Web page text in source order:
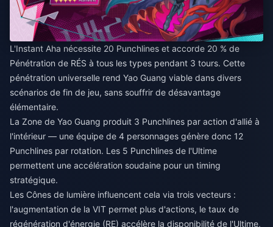
L'Instant Aha nécessite 20 Punchlines et accorde 20 % de
Pénétration de RÉS à tous les types pendant 3 tours. Cette
pénétration universelle rend Yao Guang viable dans divers
scénarios de fin de jeu, sans souffrir de désavantage
élémentaire.
La Zone de Yao Guang produit 3 Punchlines par action d'allié à
l'intérieur — une équipe de 4 personnages génère donc 12
Punchlines par rotation. Les 5 Punchlines de l'Ultime
permettent une accélération soudaine pour un timing
stratégique.
Les Cônes de lumière influencent cela via trois vecteurs :
l'augmentation de la VIT permet plus d'actions, le taux de
régénération d'énergie (RE) accélère la disponibilité de l'Ultime,